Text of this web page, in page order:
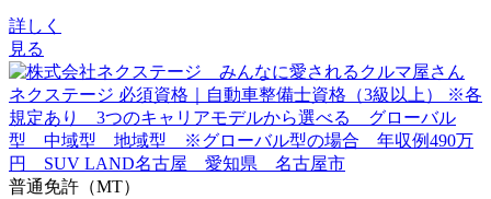
詳しく
見る
普通免許（MT）